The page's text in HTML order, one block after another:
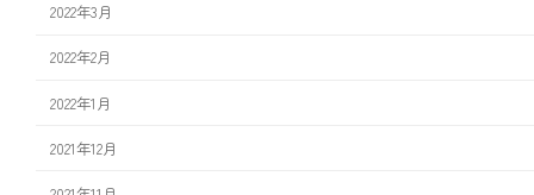
2022年3月
2022年2月
2022年1月
2021年12月